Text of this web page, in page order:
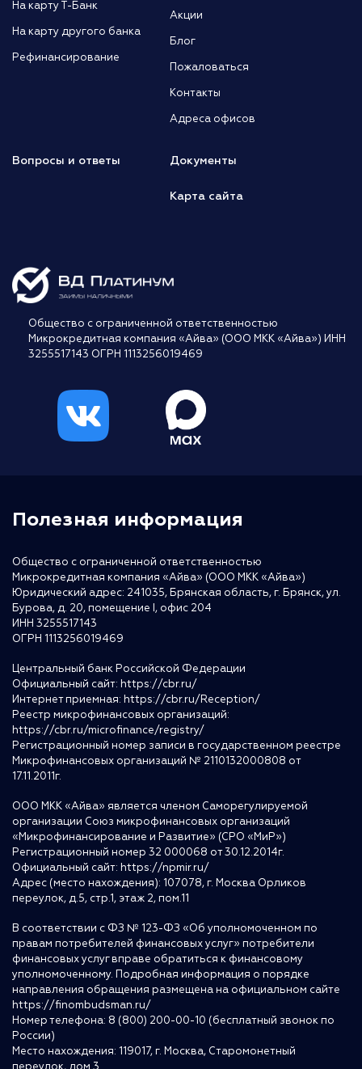
На карту Т-Банк
На карту другого банка
Рефинансирование
Акции
Блог
Пожаловаться
Контакты
Адреса офисов
Вопросы и ответы Документы
Карта сайта
Общество с ограниченной ответственностью
Микрокредитная компания «Айва» (ООО МКК «Айва») ИНН
3255517143 ОГРН 1113256019469
Полезная информация
Общество с ограниченной ответственностью
Микрокредитная компания «Айва» (ООО МКК «Айва»)
Юридический адрес: 241035, Брянская область, г. Брянск, ул.
Бурова, д. 20, помещение I, офис 204
ИНН 3255517143
ОГРН 1113256019469
Центральный банк Российской Федерации
Официальный сайт: https://cbr.ru/
Интернет приемная: https://cbr.ru/Reception/
Реестр микрофинансовых организаций:
https://cbr.ru/microfinance/registry/
Регистрационный номер записи в государственном реестре
Микрофинансовых организаций № 2110132000808 от
17.11.2011г.
ООО МКК «Айва» является членом Саморегулируемой
организации Союз микрофинансовых организаций
«Микрофинансирование и Развитие» (СРО «МиР»)
Регистрационный номер 32 000068 от 30.12.2014г.
Официальный сайт: https://npmir.ru/
Адрес (место нахождения): 107078, г. Москва Орликов
переулок, д.5, стр.1, этаж 2, пом.11
В соответствии с ФЗ № 123-ФЗ «Об уполномоченном по
правам потребителей финансовых услуг» потребители
финансовых услуг вправе обратиться к финансовому
уполномоченному. Подробная информация о порядке
направления обращения размещена на официальном сайте
https://finombudsman.ru/
Номер телефона: 8 (800) 200-00-10 (бесплатный звонок по
России)
Место нахождения: 119017, г. Москва, Старомонетный